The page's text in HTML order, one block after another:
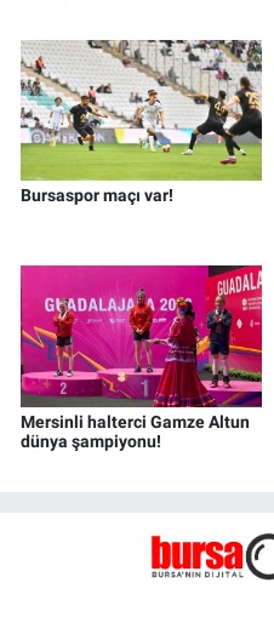
Bursaspor maçı var!
Mersinli halterci Gamze Altun
dünya şampiyonu!